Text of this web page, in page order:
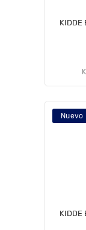
KIDDE
Nuevo
KIDDE